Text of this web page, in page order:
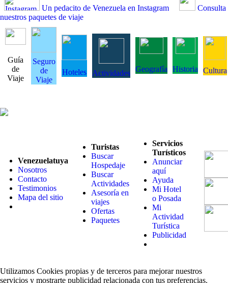
Un pedacito de Venezuela en Instagram
Consulta
nuestros paquetes de viaje
Guía
de
Viaje
Seguro
de
Viaje
Hoteles Actividades Geografía Historia Cultura
Venezuelatuya
Nosotros
Contacto
Testimonios
Mapa del sitio
Turistas
Buscar
Hospedaje
Buscar
Actividades
Asesoría en
viajes
Ofertas
Paquetes
Servicios
Turísticos
Anunciar
aquí
Ayuda
Mi Hotel
o Posada
Mi
Actividad
Turística
Publicidad
Utilizamos Cookies propias y de terceros para mejorar nuestros
servicios y mostrarte publicidad relacionada con tus preferencias.